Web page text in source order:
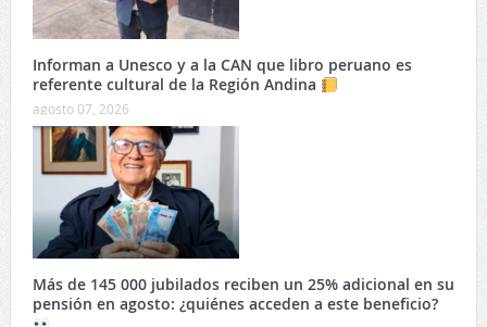
Informan a Unesco y a la CAN que libro peruano es
referente cultural de la Región Andina
agosto 07, 2026
Más de 145 000 jubilados reciben un 25% adicional en su
pensión en agosto: ¿quiénes acceden a este beneficio?